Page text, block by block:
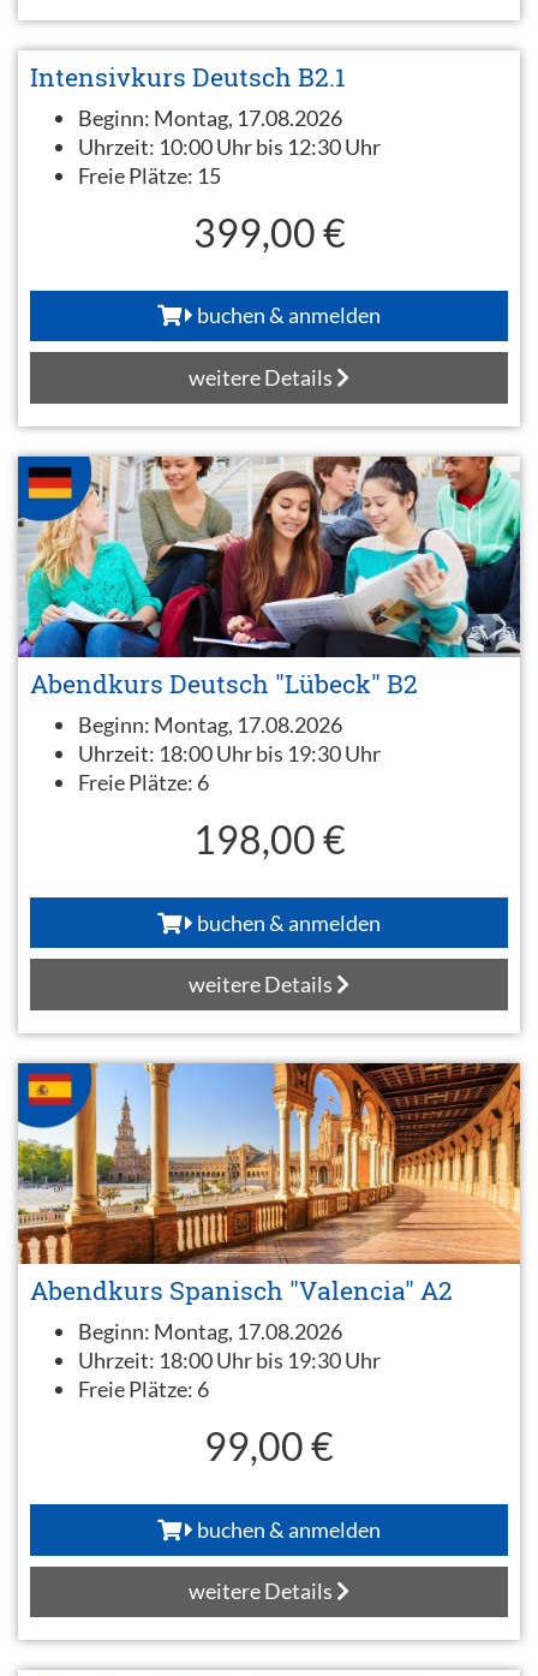
Intensivkurs Deutsch B2.1
Beginn: Montag, 17.08.2026
Uhrzeit: 10:00 Uhr bis 12:30 Uhr
Freie Plätze: 15
399,00 €
buchen & anmelden
weitere Details
Abendkurs Deutsch "Lübeck" B2
Beginn: Montag, 17.08.2026
Uhrzeit: 18:00 Uhr bis 19:30 Uhr
Freie Plätze: 6
198,00 €
buchen & anmelden
weitere Details
Abendkurs Spanisch "Valencia" A2
Beginn: Montag, 17.08.2026
Uhrzeit: 18:00 Uhr bis 19:30 Uhr
Freie Plätze: 6
99,00 €
buchen & anmelden
weitere Details